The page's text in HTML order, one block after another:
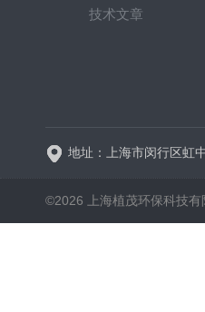
技术文章
地址：上海市闵行区虹
©2026 上海植茂环保科技